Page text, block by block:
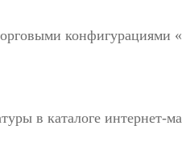
конфигурациями
в каталоге интернет-